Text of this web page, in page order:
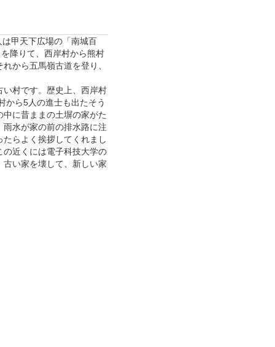
甲天下広場の「南城百
降りて、西岸村から熊村
から五馬嶺古道を登り、
村です。歴史上、西岸村
から5人の進士も出たそう
に昔ままの土塀の家がた
水が家の前の排水路に注
らよく挨拶してくれまし
近くには電子科技大学の
い家を壊して、新しい家